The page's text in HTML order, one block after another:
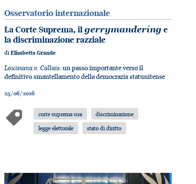
Osservatorio internazionale
La Corte Suprema, ilgerrymandering e
la discriminazione razziale
diElisabetta Grande
Louisiana v. Callais: un passo importante verso il
definitivo smantellamento della democrazia statunitense
25/06/2026
corte suprema usa
discriminazione
legge elettorale
stato di diritto